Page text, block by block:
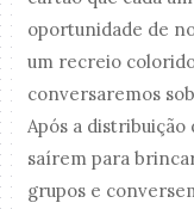
oportunidade de
um recreio
conversaremos
Após a
saírem para
grupos e